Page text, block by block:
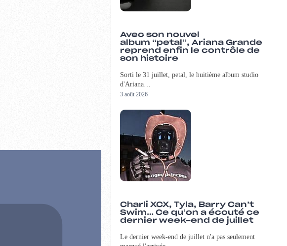
Avec son nouvel
album “petal”, Ariana Grande
reprend enfin le contrôle de
son histoire
Sorti le 31 juillet, petal, le huitième album studio
d'Ariana…
3 août 2026
Charli XCX, Tyla, Barry Can’t
Swim… Ce qu’on a écouté ce
dernier week-end de juillet
Le dernier week-end de juillet n'a pas seulement